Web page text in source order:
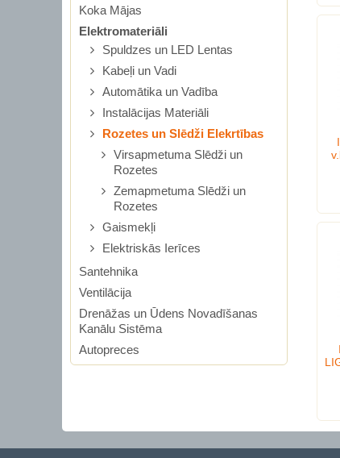
Koka Mājas
Elektromateriāli
Spuldzes un LED Lentas
Kabeļi un Vadi
Automātika un Vadība
Instalācijas Materiāli
Rozetes un Slēdži Elekrtības
Virsapmetuma Slēdži un
Rozetes
Zemapmetuma Slēdži un
Rozetes
Gaismekļi
Elektriskās Ierīces
Santehnika
Ventilācija
Drenāžas un Ūdens Novadīšanas
Kanālu Sistēma
Autopreces